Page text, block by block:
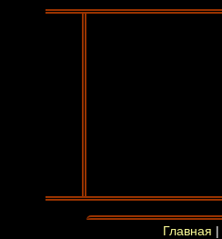
Главная |